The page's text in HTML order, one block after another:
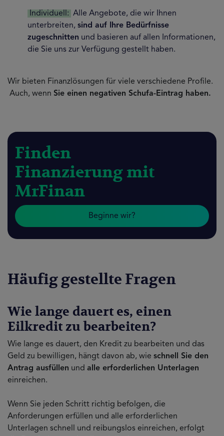
Individuell: Alle Angebote, die wir Ihnen
unterbreiten, sind auf Ihre Bedürfnisse
zugeschnitten und basieren auf allen Informationen,
die Sie uns zur Verfügung gestellt haben.
Wir bieten Finanzlösungen für viele verschiedene Profile.
Auch, wenn Sie einen negativen Schufa-Eintrag haben.
Finden
Finanzierung mit
MrFinan
Beginne wir?
Häufig gestellte Fragen
Wie lange dauert es, einen
Eilkredit zu bearbeiten?
Wie lange es dauert, den Kredit zu bearbeiten und das
Geld zu bewilligen, hängt davon ab, wie schnell Sie den
Antrag ausfüllen und alle erforderlichen Unterlagen
einreichen.
Wenn Sie jeden Schritt richtig befolgen, die
Anforderungen erfüllen und alle erforderlichen
Unterlagen schnell und reibungslos einreichen, erfolgt